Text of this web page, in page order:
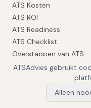
ATS Kosten
ATS ROI
ATS Readiness
ATS Checklist
Overstappen van ATS
ATSAdvies gebruikt
Alleen